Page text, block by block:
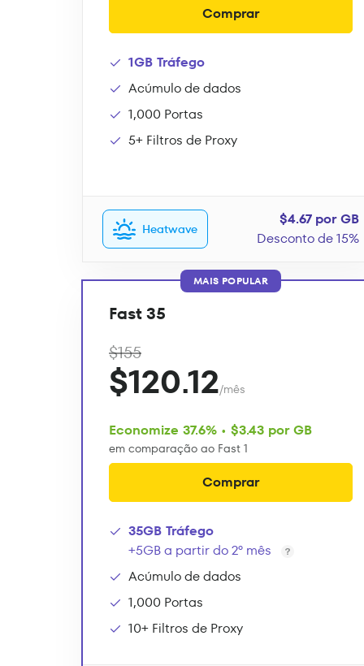
Comprar
1GB Tráfego
Acúmulo de dados
1,000 Portas
5+ Filtros de Proxy
Heatwave
$4.67 por GB
Desconto de 15%
MAIS POPULAR
Fast 35
$155
$120.12/mês
Economize 37.6% • $3.43 por GB
em comparação ao Fast 1
Comprar
35GB Tráfego
+5GB a partir do 2º mês
Acúmulo de dados
1,000 Portas
10+ Filtros de Proxy